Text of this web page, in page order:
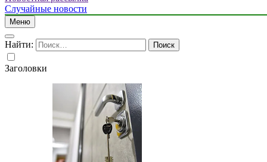
Случайные новости
Меню
Найти:
Заголовки